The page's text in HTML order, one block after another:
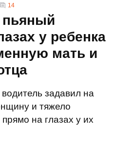
14
у ребенка
мать и
задавил на
и тяжело
на глазах у их